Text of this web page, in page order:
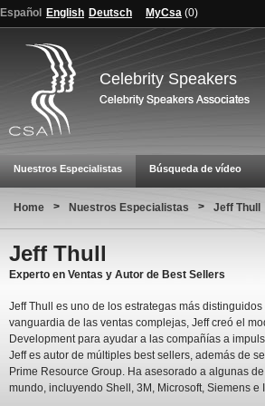
Español English Deutsch MyCsa (0)
Celebrity Speakers
Nuestros Especialistas Búsqueda de vídeo
Home > Nuestros Especialistas > Jeff Thull
Jeff Thull
Experto en Ventas y Autor de Best Sellers
Jeff Thull es uno de los estrategas más
vanguardia de las ventas complejas, Jeff creó el
Development para ayudar a las compañías a
Jeff es autor de múltiples best sellers, además de
Prime Resource Group. Ha asesorado a algunas
mundo, incluyendo Shell, 3M, Microsoft, Siemens e